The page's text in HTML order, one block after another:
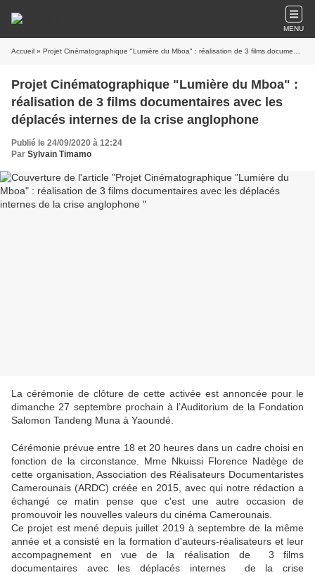
MENU
Accueil » Projet Cinématographique "Lumière du Mboa" : réalisation de 3 films documentaires avec les déplacés internes de la crise anglophone
Projet Cinématographique "Lumière du Mboa" :
réalisation de 3 films documentaires avec les
déplacés internes de la crise anglophone
Publié le 24/09/2020 à 12:24
Par Sylvain Timamo
La cérémonie de clôture de cette activée est annoncée pour le
dimanche 27 septembre prochain à l’Auditorium de la Fondation
Salomon Tandeng Muna à Yaoundé.
Cérémonie prévue entre 18 et 20 heures dans un cadre choisi en
fonction de la circonstance. Mme Nkuissi Florence Nadège de
cette organisation, Association des Réalisateurs Documentaristes
Camerounais (ARDC) créée en 2015, avec qui notre rédaction a
échangé ce matin pense que c'est une autre occasion de
promouvoir les nouvelles valeurs du cinéma Camerounais.
Ce projet est mené depuis juillet 2019 à septembre de la même
année et a consisté en la formation d'auteurs-réalisateurs et leur
accompagnement en vue de la réalisation de 3 films
documentaires avec les déplacés internes de la crise